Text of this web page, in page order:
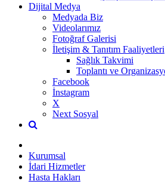
Dijital Medya
Medyada Biz
Videolarımız
Fotoğraf Galerisi
İletişim & Tanıtım Faaliyetleri
Sağlık Takvimi
Toplantı ve
Facebook
İnstagram
X
Next Sosyal
Kurumsal
İdari Hizmetler
Hasta Hakları